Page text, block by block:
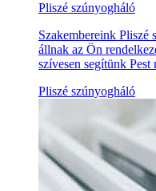
Pliszé szúnyogháló
Szakembereink Pliszé
állnak az Ön
szívesen segítünk Pest
Pliszé szúnyogháló